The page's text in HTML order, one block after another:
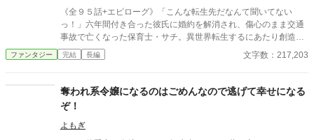
籠絡されていく。 これはシナリオなのかバグなのか？ その原因を
突き止めるため、全ての証拠を記録し始めた。 【☆応援やブクマ
ありがとうございます☆大変励みになりますm(_ _)m】
《全９５話+エピローグ》「こんな転生先だなんて聞いてない
っ！」六年間付き合った彼氏に婚約を解消され、傷心のまま交通
事故で亡くなった保育士・サチ。異世界転生するにあたり創造神
に「能力はチートで、広い家で優しい旦那様と子だくさんの家庭
を築きたい」とリクエストする。「任せといて！」と言われたか
屋。周囲は過疎高齢化していて結婚適齢期の男性なんていもしな
いし、チートな魔法も使えそうにない。創造神を恨みつつマニュ
アル通り街に出ると、そこで「魔力持ち」として忌み嫌われる子
どもたちとの出会いが。「子どもには安心して楽しく過ごせる場
所が必要」が信条のサチは、彼らを小屋に連れ帰ることを決め、
ファンタジー 完結 長編 文字数：217,203
奪われ系令嬢になるのはごめんなので逃げて幸せになる
ぞ！
よもぎ